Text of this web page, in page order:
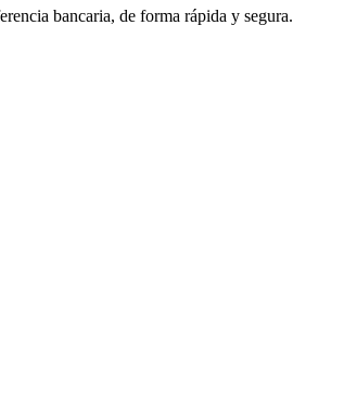
bancaria, de forma rápida y segura.